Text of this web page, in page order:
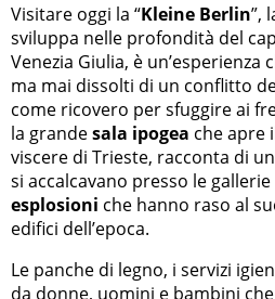
Visitare oggi la “Kleine Berlin”,
sviluppa nelle profondità del
Venezia Giulia, è
ma mai dissolti di un conflitto
come ricovero per sfuggire ai
la grandesala ipogea che apre
viscere di Trieste, racconta di
si accalcavano presso le
esplosioni che hanno raso al
edifici dell’epoca.
Le panche di legno, i servizi
da donne, uomini e bambini